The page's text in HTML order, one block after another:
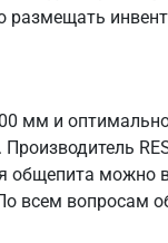
размещать
мм и
общепита можно
всем вопросам